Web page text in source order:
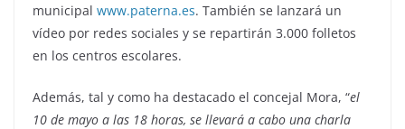
municipal www.paterna.es. También se lanzará un
vídeo por redes sociales y se repartirán 3.000 folletos
en los centros escolares.
Además, tal y como ha destacado el concejal Mora, “el
10 de mayo a las 18 horas, se llevará a cabo una charla